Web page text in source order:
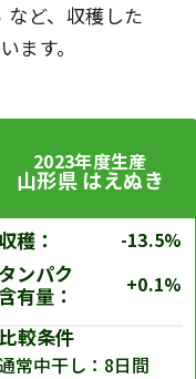
など、収穫した
ます。
2023年度生産
山形県 はえぬき
収穫： -13.5%
タンパク
有量：
+0.1%
比較条件
常中干し：8日間